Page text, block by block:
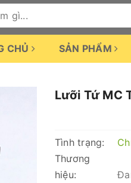
CHỦ SẢN PHẨM
Lưỡi Tứ MC
Tình trạng:
Thương
hiệu: